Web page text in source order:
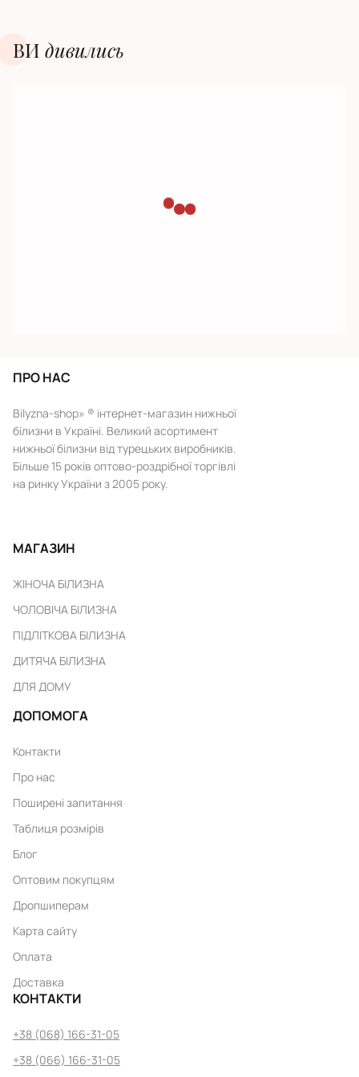
ВИ дивилиcь
ПРО НАС
Bilyzna-shop» ® інтернет-магазин нижньої
білизни в Україні. Великий асортимент
нижньої білизни від турецьких виробників.
Більше 15 років оптово-роздрібної торгівлі
на ринку України з 2005 року.
МАГАЗИН
ЖІНОЧА БІЛИЗНА
ЧОЛОВІЧА БІЛИЗНА
ПІДЛІТКОВА БІЛИЗНА
ДИТЯЧА БІЛИЗНА
ДЛЯ ДОМУ
ДОПОМОГА
Контакти
Про нас
Поширені запитання
Таблиця розмірів
Блог
Оптовим покупцям
Дропшиперам
Карта сайту
Оплата
Доставка
КОНТАКТИ
+38 (068) 166-31-05
+38 (066) 166-31-05